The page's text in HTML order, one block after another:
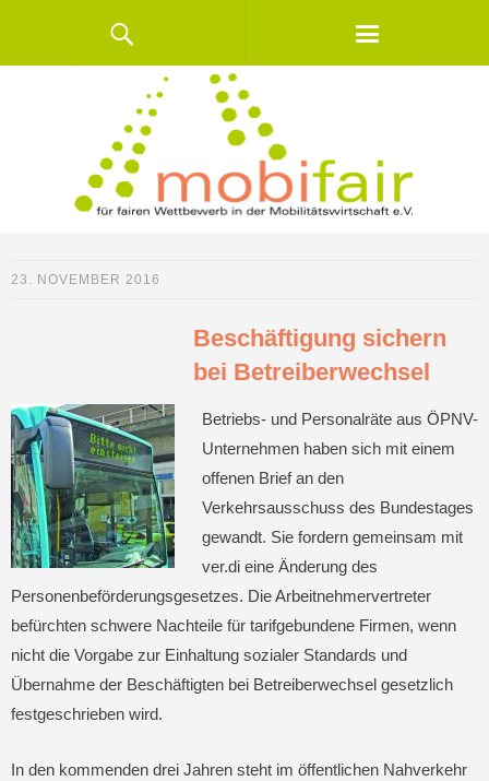
23. NOVEMBER 2016
Beschäftigung sichern
bei Betreiberwechsel
Betriebs- und Personalräte aus ÖPNV-
Unternehmen haben sich mit einem
offenen Brief an den
Verkehrsausschuss des Bundestages
gewandt. Sie fordern gemeinsam mit
ver.di eine Änderung des
Personenbeförderungsgesetzes. Die Arbeitnehmervertreter
befürchten schwere Nachteile für tarifgebundene Firmen, wenn
nicht die Vorgabe zur Einhaltung sozialer Standards und
Übernahme der Beschäftigten bei Betreiberwechsel gesetzlich
festgeschrieben wird.
In den kommenden drei Jahren steht im öffentlichen Nahverkehr